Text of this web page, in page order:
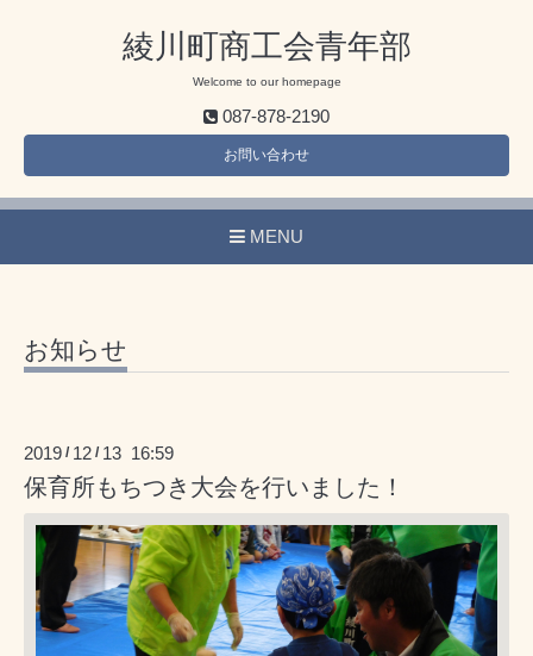
綾川町商工会青年部
Welcome to our homepage
087-878-2190
お問い合わせ
MENU
お知らせ
2019 / 12 / 13 16:59
保育所もちつき大会を行いました！